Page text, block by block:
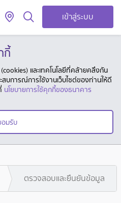
เข้าสู่ระบบ
กี้
และเทคโนโลยีที่คล้ายคลึงกัน
บการณ์การใช้งานเว็บไซต์ของท่านให้ดี
นโยบายการใช้คุกกี้ของธนาคาร
มรับ
ตรวจสอบและยืนยันข้อมูล